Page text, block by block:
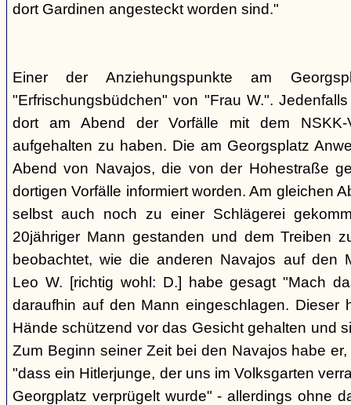
dort Gardinen angesteckt worden sind."
Einer der Anziehungspunkte am
"Erfrischungsbüdchen" von "Frau W.".
dort am Abend der Vorfälle mit dem NSKK-
aufgehalten zu haben. Die am Georgsplatz
Abend von Navajos, die von der Hohestraße
dortigen Vorfälle informiert worden. Am gleichen
selbst auch noch zu einer Schlägerei
20jähriger Mann gestanden und dem Treiben
beobachtet, wie die anderen Navajos auf den
Leo W. [richtig wohl: D.] habe gesagt "Mach
daraufhin auf den Mann eingeschlagen. Dieser
Hände schützend vor das Gesicht gehalten und
Zum Beginn seiner Zeit bei den Navajos habe
"dass ein Hitlerjunge, der uns im Volksgarten
Georgplatz verprügelt wurde" - allerdings ohne